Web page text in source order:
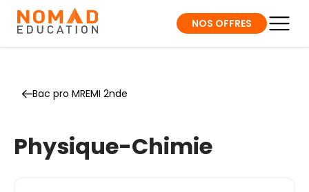
NOS OFFRES
Bac pro MREMI 2nde
Physique-Chimie